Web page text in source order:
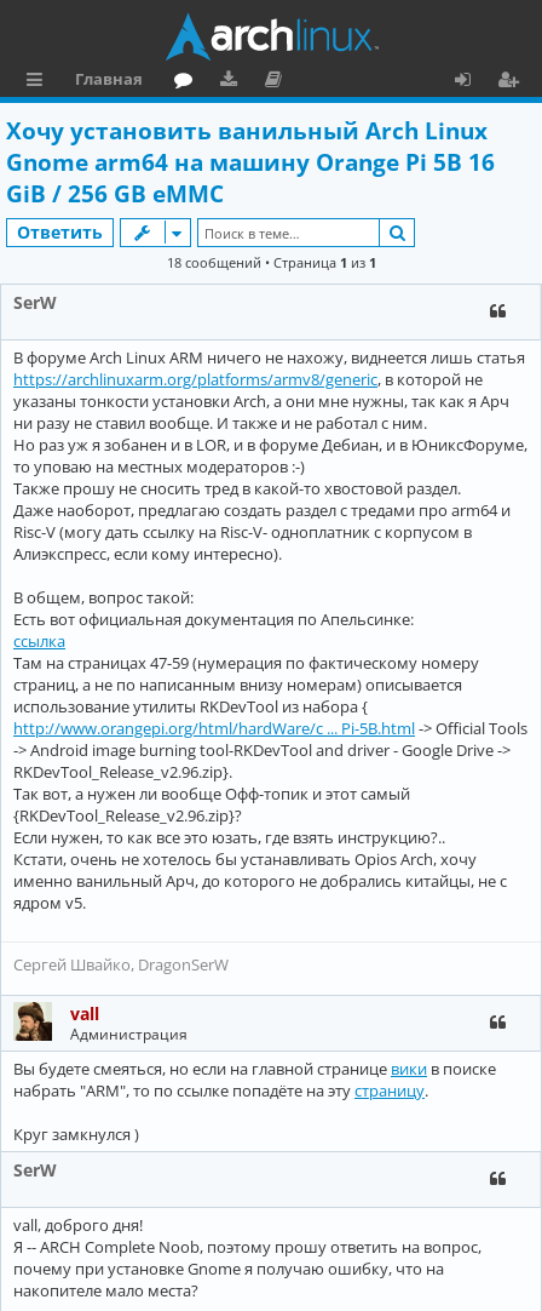
л
к
Главная
м
зк
и
е
н
и
я
о
я
Хочу установить ванильный Arch Linux
Gnome arm64 на машину Orange Pi 5B 16
GiB / 256 GB eMMC
Ответить
18 сообщений • Страница 1 из 1
SerW
В форуме Arch Linux ARM ничего не нахожу, виднеется лишь статья
https://archlinuxarm.org/platforms/armv8/generic, в которой не
указаны тонкости установки Arch, а они мне нужны, так как я Арч
ни разу не ставил вообще. И также и не работал с ним.
Но раз уж я зобанен и в LOR, и в форуме Дебиан, и в ЮниксФоруме,
то уповаю на местных модераторов :-)
Также прошу не сносить тред в какой-то хвостовой раздел.
Даже наоборот, предлагаю создать раздел с тредами про arm64 и
Risc-V (могу дать ссылку на Risc-V- одноплатник с корпусом в
Алиэкспресс, если кому интересно).
В общем, вопрос такой:
Есть вот официальная документация по Апельсинке:
ссылка
Там на страницах 47-59 (нумерация по фактическому номеру
страниц, а не по написанным внизу номерам) описывается
использование утилиты RKDevTool из набора {
http://www.orangepi.org/html/hardWare/c ... Pi-5B.html-> Official Tools
-> Android image burning tool-RKDevTool and driver - Google Drive ->
RKDevTool_Release_v2.96.zip}.
Так вот, а нужен ли вообще Офф-топик и этот самый
{RKDevTool_Release_v2.96.zip}?
Если нужен, то как все это юзать, где взять инструкцию?..
Кстати, очень не хотелось бы устанавливать Opios Arch, хочу
именно ванильный Арч, до которого не добрались китайцы, не с
ядром v5.
Сергей Швайко, DragonSerW
vall
Администрация
Вы будете смеяться, но если на главной странице вики в поиске
набрать "ARM", то по ссылке попадёте на этустраницу.
Круг замкнулся )
SerW
vall, доброго дня!
Я -- ARCH Complete Noob, поэтому прошу ответить на вопрос,
почему при установке Gnome я получаю ошибку, что на
накопителе мало места?